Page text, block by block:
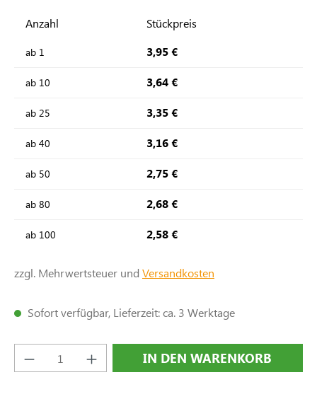
Anzahl Stückpreis
ab 1 3,95 €
ab 10 3,64 €
ab 25 3,35 €
ab 40 3,16 €
ab 50 2,75 €
ab 80 2,68 €
ab 100 2,58 €
zzgl. Mehrwertsteuer und Versandkosten
Sofort verfügbar, Lieferzeit: ca. 3 Werktage
Produkt Anzahl: Gib den gewünschten
IN DEN WARENKORB